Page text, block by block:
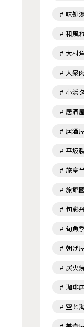
味処
和風
大村
大衆
小浜
居酒
居酒
平坂
旅亭
旅館
旬彩
旬魚
朝げ屋
炭火
珈琲
空と